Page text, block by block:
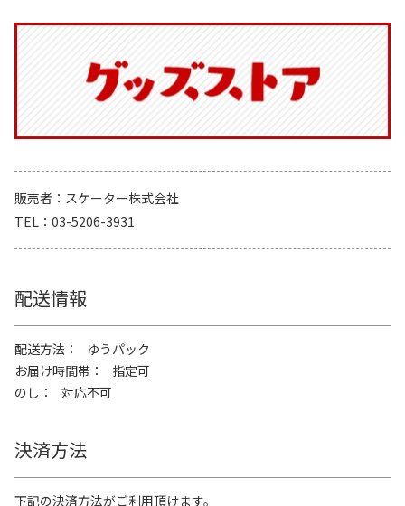
販売者
スケーター株式会社
TEL
03-5206-3931
配送情報
配送方法
ゆうパック
お届け時間帯
指定可
のし
対応不可
決済方法
下記の決済方法がご利用頂けます。